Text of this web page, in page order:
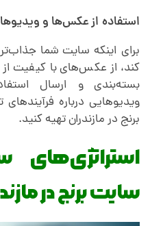
استفاده از عکس‌ها و
برای اینکه سایت شما
کند، از عکس‌های با کیفیت
بسته‌بندی و ارسال
ویدیوهایی درباره
برنج در مازندران تهیه کنید.
استراتژی‌های
سایت برنج در